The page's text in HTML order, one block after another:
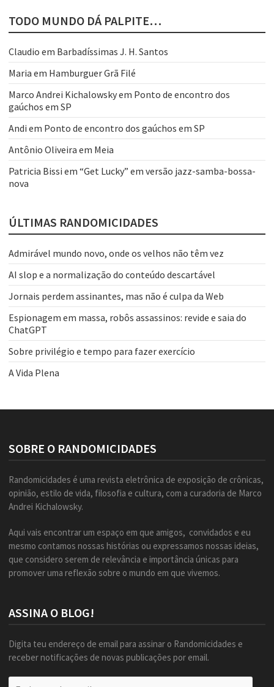
TODO MUNDO DÁ PALPITE…
Claudio em Barbadíssimas J. H. Santos
Maria em Hamburguer Grã Filé
Marco Andrei Kichalowskyem Ponto de encontro dos
gaúchos em SP
Andi em Ponto de encontro dos gaúchos em SP
Antônio Oliveira em Meia
Patricia Bissi em “Get Lucky” em versão jazz-samba-bossa-
nova
ÚLTIMAS RANDOMICIDADES
Admirável mundo novo, onde os velhos não têm vez
AI slop e a normalização do conteúdo descartável
Jornais perdem assinantes, mas não é culpa da Web
Espionagem em massa, robôs assassinos: revide e saia do
ChatGPT
Sobre privilégio e tempo para fazer exercício
A Vida Plena
SOBRE O RANDOMICIDADES
Randomicidades é uma revista eletrônica de exposição de crônicas,
opinião, estilo de vida, filosofia e cultura, com a curadoria de Marco
Andrei Kichalowsky.
Aqui vais encontrar um espaço em que amigos, convidados e eu
mesmo contamos nossas histórias ou expressamos nossas ideias,
que considero serem de relevância e importância únicas para
promover uma reflexão sobre o mundo em que vivemos.
ASSINA O BLOG!
Digita teu endereço de email para assinar o Randomicidades e
receber notificações de novas publicações por email.